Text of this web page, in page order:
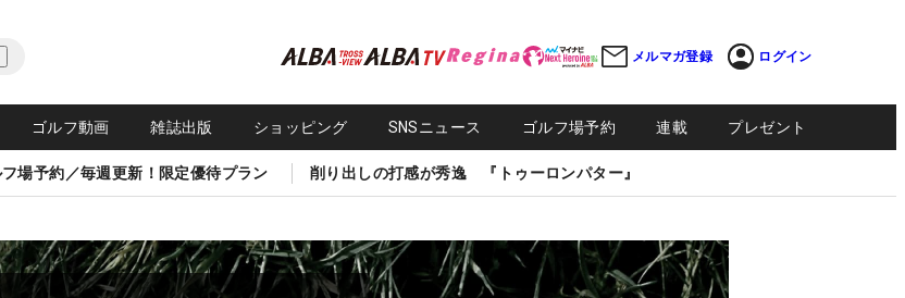
メルマガ登録 ログイン
ゴルフ動画 雑誌出版 ショッピング SNSニュース ゴルフ場予約 連載 プレゼント
フ場予約／毎週更新！限定優待プラン 削り出しの打感が秀逸 『トゥーロンパター』